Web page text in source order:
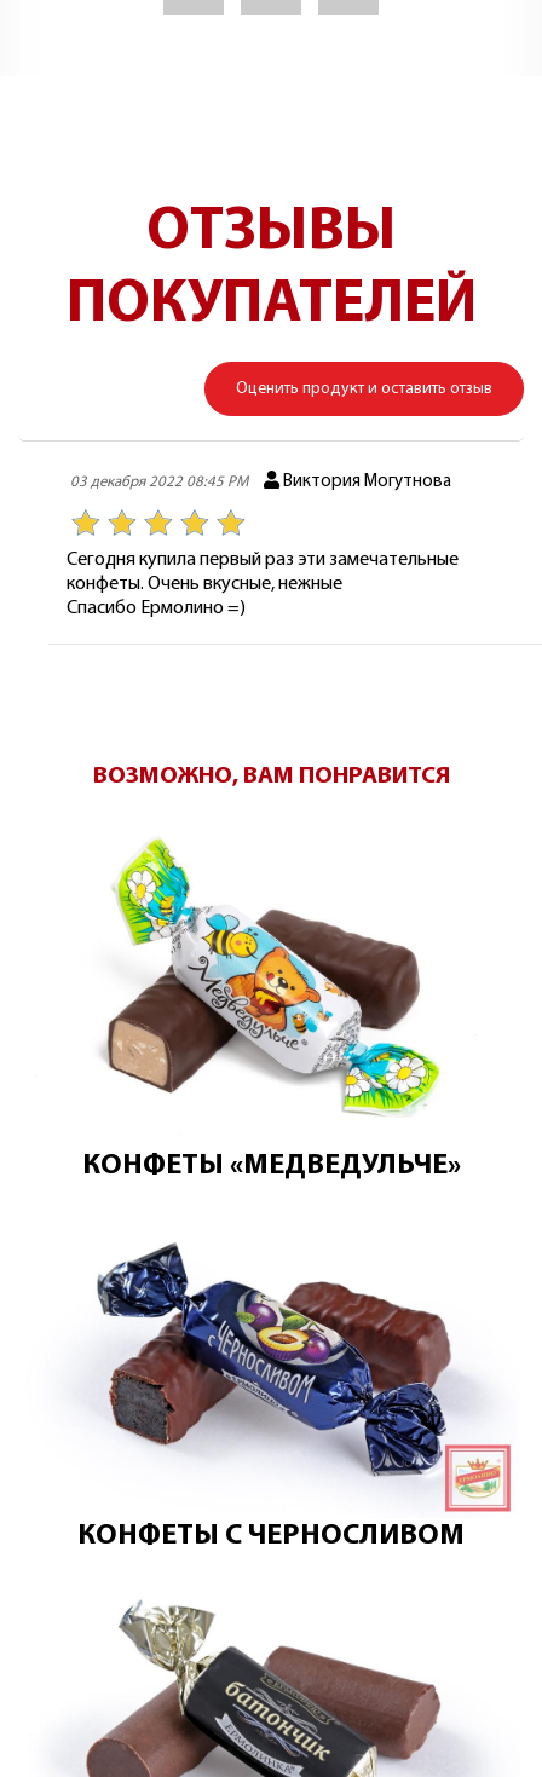
ОТЗЫВЫ
ПОКУПАТЕЛЕЙ
Оценить продукт и оставить отзыв
03 декабря 2022 08:45 PM Виктория Могутнова
Сегодня купила первый раз эти замечательные
конфеты. Очень вкусные, нежные
Спасибо Ермолино =)
ВОЗМОЖНО, ВАМ ПОНРАВИТСЯ
КОНФЕТЫ «МЕДВЕДУЛЬЧЕ»
КОНФЕТЫ С ЧЕРНОСЛИВОМ